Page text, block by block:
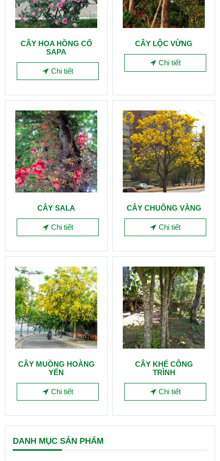
CÂY HOA HỒNG CỔ
SAPA
Chi tiết
CÂY LỘC VỪNG
Chi tiết
CÂY SALA
Chi tiết
CÂY CHUÔNG VÀNG
Chi tiết
CÂY MUỒNG HOÀNG
YẾN
Chi tiết
CÂY KHẾ CÔNG
TRÌNH
Chi tiết
DANH MỤC SẢN PHẨM